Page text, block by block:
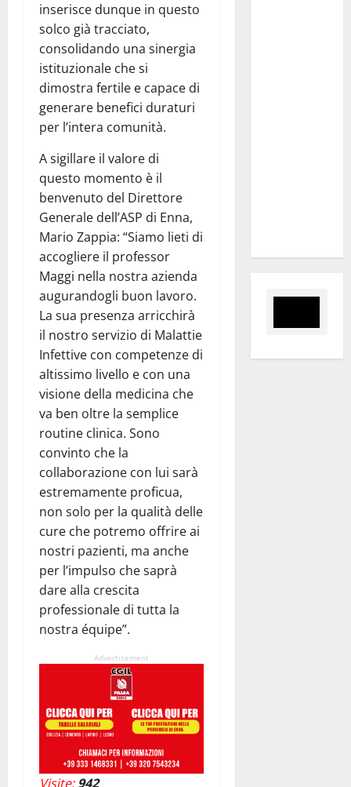
inserisce dunque in questo
solco già tracciato,
consolidando una sinergia
istituzionale che si
dimostra fertile e capace di
generare benefici duraturi
per l’intera comunità.
A sigillare il valore di
questo momento è il
benvenuto del Direttore
Generale dell’ASP di Enna,
Mario Zappia: “Siamo lieti di
accogliere il professor
Maggi nella nostra azienda
augurandogli buon lavoro.
La sua presenza arricchirà
il nostro servizio di Malattie
Infettive con competenze di
altissimo livello e con una
visione della medicina che
va ben oltre la semplice
routine clinica. Sono
convinto che la
collaborazione con lui sarà
estremamente proficua,
non solo per la qualità delle
cure che potremo offrire ai
nostri pazienti, ma anche
per l’impulso che saprà
dare alla crescita
professionale di tutta la
nostra équipe”.
Advertisement
Visite: 942